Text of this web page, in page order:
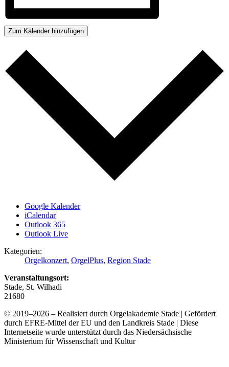
Zum Kalender hinzufügen
Google Kalender
iCalendar
Outlook 365
Outlook Live
Kategorien:
Orgelkonzert, OrgelPlus, Region Stade
Veranstaltungsort:
Stade, St. Wilhadi
21680
© 2019–2026 – Realisiert durch Orgelakademie Stade | Gefördert
durch EFRE-Mittel der EU und den Landkreis Stade | Diese
Internetseite wurde unterstützt durch das Niedersächsische
Ministerium für Wissenschaft und Kultur